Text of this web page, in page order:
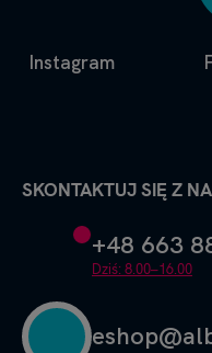
Instagram
SKONTAKTUJ SIĘ Z
+48 663
Dziś: 8.00–16.00